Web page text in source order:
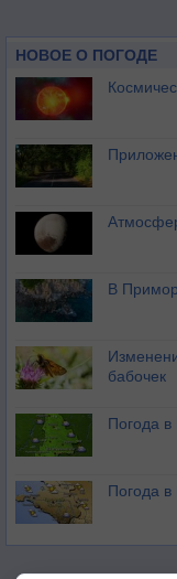
НОВОЕ О ПОГОДЕ
В
бабочек
Погода в
Погода в